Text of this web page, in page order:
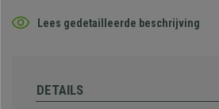
Lees gedetailleerde beschrijving
DETAILS